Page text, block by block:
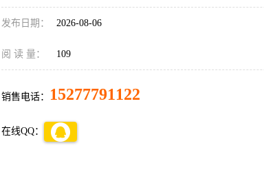
发布日期： 2026-08-06
阅 读 量： 109
销售电话： 15277791122
在线QQ：